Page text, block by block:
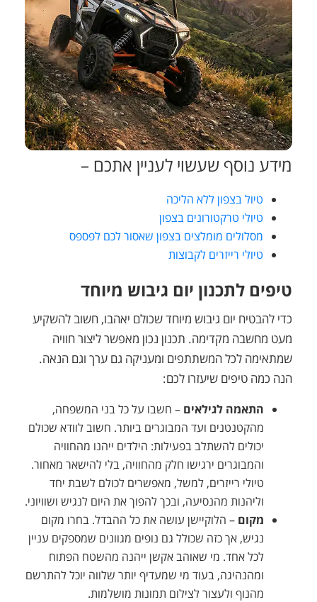
מידע נוסף שעשוי לעניין אתכם –
טיול בצפון ללא הליכה
טיולי טרקטורונים בצפון
מסלולים מומלצים בצפון שאסור לכם לפספס
טיולי רייזרים לקבוצות
טיפים לתכנון יום גיבוש מיוחד
כדי להבטיח יום גיבוש מיוחד שכולם יאהבו, חשוב להשקיע
מעט מחשבה מקדימה. תכנון נכון מאפשר ליצור חוויה
שמתאימה לכל המשתתפים ומעניקה גם ערך וגם הנאה.
הנה כמה טיפים שיעזרו לכם:
התאמה לגילאים – חשבו על כל בני המשפחה,
מהקטנטנים ועד המבוגרים ביותר. חשוב לוודא שכולם
יכולים להשתלב בפעילות: הילדים ייהנו מהחוויה
והמבוגרים ירגישו חלק מהחוויה, בלי להישאר מאחור.
טיולי רייזרים, למשל, מאפשרים לכולם לשבת יחד
וליהנות מהנסיעה, ובכך להפוך את היום לנגיש ושוויוני.
מקום – הלוקיישן עושה את כל ההבדל. בחרו מקום
נגיש, אך כזה שכולל גם נופים מגוונים שמספקים עניין
לכל אחד. מי שאוהב אקשן ייהנה מהשטח הפתוח
ומהנהיגה, בעוד מי שמעדיף יותר שלווה יוכל להתרשם
מהנוף ולעצור לצילום תמונות מושלמות.